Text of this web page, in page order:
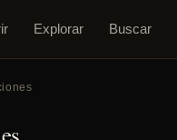
Explorar Buscar